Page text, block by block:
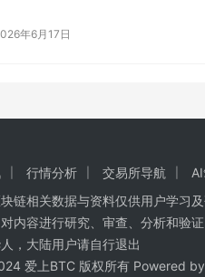
年6月17日
行情分析 交易所导航
链相关数据与资料仅供用户学习
内容进行研究、审查、分析和验
，大陆用户请自行退出
爱上BTC 版权所有 Powered by